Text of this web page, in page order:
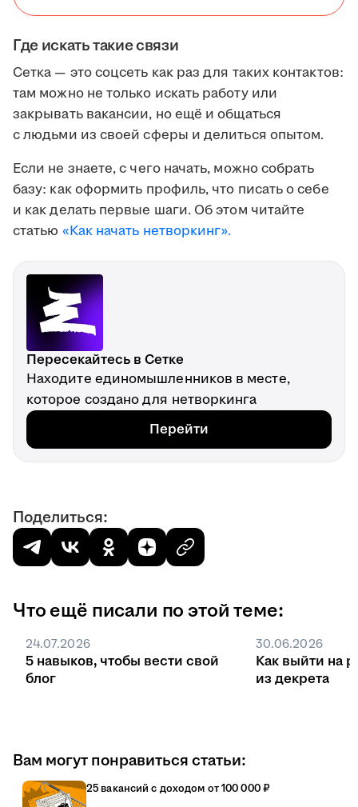
Где искать такие связи
Сетка — это соцсеть как раз для таких контактов:
там можно не только искать работу или
закрывать вакансии, но ещё и общаться
с людьми из своей сферы и делиться опытом.
Если не знаете, с чего начать, можно собрать
базу: как оформить профиль, что писать о себе
и как делать первые шаги. Об этом читайте
статью «Как начать нетворкинг».
Пересекайтесь в Сетке
Находите единомышленников в месте,
которое создано для нетворкинга
Перейти
Поделиться:
Что ещё писали по этой теме:
24.07.2026
5 навыков, чтобы вести свой
блог
30.06.2026
Как выйти на
из декрета
Вам могут понравиться статьи:
25 вакансий с доходом от 100 000 ₽